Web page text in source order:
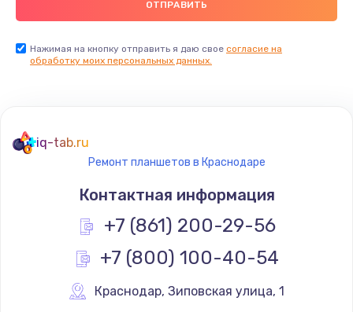
Заказать
Замена северного моста
1950 руб.
Заказать
Ремонт цепей питания
Нажимая на кнопку отправить я даю свое согласие на
обработку моих персональных данных.
iq-tab.ru
Ремонт планшетов в Краснодаре
Контактная информация
+7 (861) 200-29-56
+7 (800) 100-40-54
Краснодар, Зиповская улица, 1